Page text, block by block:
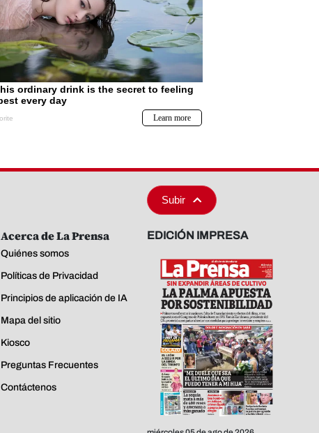
Subir
Acerca de La Prensa
Quiénes somos
Políticas de Privacidad
Principios de aplicación de IA
Mapa del sitio
Kiosco
Preguntas Frecuentes
Contáctenos
EDICIÓN IMPRESA